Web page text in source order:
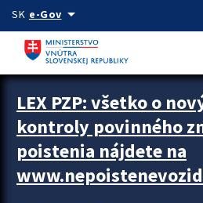
Preskocit na hlavný obsah
SK e-Govarrow_drop_down
Zastavit automatický posun upútavok
LEX PZP: všetko o
kontroly povinného
poistenia nájdete na